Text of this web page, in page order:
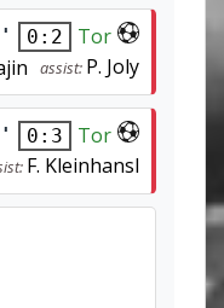
0:2
Tor
assist: P. Joly
0:3
Tor
F. Kleinhansl